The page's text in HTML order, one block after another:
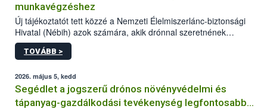
munkavégzéshez
Új tájékoztatót tett közzé a Nemzeti Élelmiszerlánc-biztonsági
Hivatal (Nébih) azok számára, akik drónnal szeretnének
növényvédelmi vagy tápanyag-gazdálkodási tevékenységet
végezni Magyarországon. Az összefoglaló részletesen
műszaki és hatósági feltételek.
TOVÁBB >
2026. május 5, kedd
Segédlet a jogszerű drónos növényvédelmi és
tápanyag-gazdálkodási tevékenység legfontosabb